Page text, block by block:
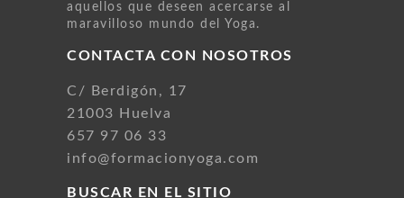
aquellos que deseen acercarse al
maravilloso mundo del Yoga.
CONTACTA CON NOSOTROS
C/ Berdigón, 17
21003 Huelva
657 97 06 33
info@formacionyoga.com
BUSCAR EN EL SITIO